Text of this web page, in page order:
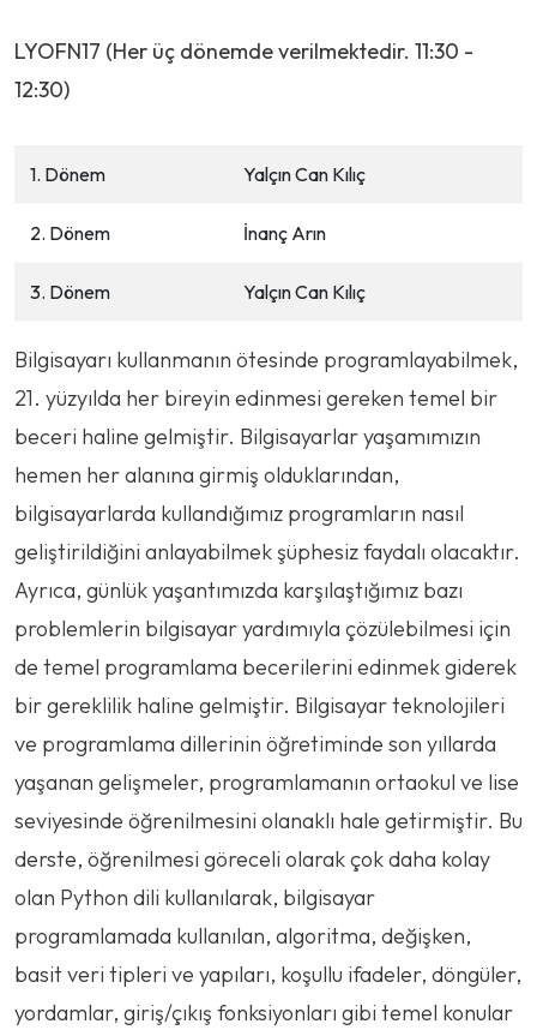
LYOFN17 (Her üç dönemde verilmektedir. 11:30 -
12:30)
1. Dönem Yalçın Can Kılıç
2. Dönem İnanç Arın
3. Dönem Yalçın Can Kılıç
Bilgisayarı kullanmanın ötesinde programlayabilmek,
21. yüzyılda her bireyin edinmesi gereken temel bir
beceri haline gelmiştir. Bilgisayarlar yaşamımızın
hemen her alanına girmiş olduklarından,
bilgisayarlarda kullandığımız programların nasıl
geliştirildiğini anlayabilmek şüphesiz faydalı olacaktır.
Ayrıca, günlük yaşantımızda karşılaştığımız bazı
problemlerin bilgisayar yardımıyla çözülebilmesi için
de temel programlama becerilerini edinmek giderek
bir gereklilik haline gelmiştir. Bilgisayar teknolojileri
ve programlama dillerinin öğretiminde son yıllarda
yaşanan gelişmeler, programlamanın ortaokul ve lise
seviyesinde öğrenilmesini olanaklı hale getirmiştir. Bu
derste, öğrenilmesi göreceli olarak çok daha kolay
olan Python dili kullanılarak, bilgisayar
programlamada kullanılan, algoritma, değişken,
basit veri tipleri ve yapıları, koşullu ifadeler, döngüler,
yordamlar, giriş/çıkış fonksiyonları gibi temel konular